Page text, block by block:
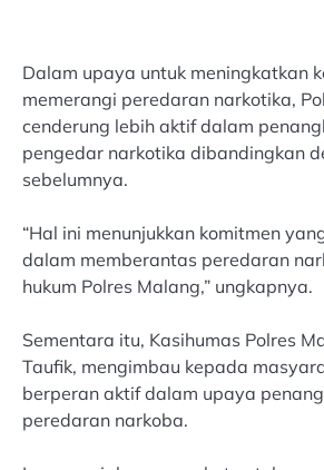
Dalam upaya untuk meningkatkan
memerangi peredaran narkotika,
cenderung lebih aktif dalam
pengedar narkotika dibandingkan
sebelumnya.
“Hal ini menunjukkan komitmen
dalam memberantas peredaran
hukum Polres Malang,” ungkapnya.
Sementara itu, Kasihumas Polres
Taufik, mengimbau kepada
berperan aktif dalam upaya
peredaran narkoba.